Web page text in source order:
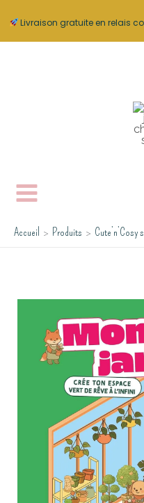
Accueil Produits Cute’n’Cosy
Livraison gratuite en relais